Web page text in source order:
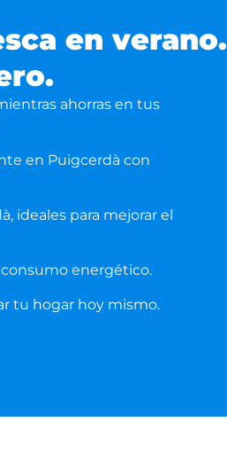
en verano.
ahorras en tus
en Puigcerdà con
, ideales para mejorar el
energético.
tu hogar hoy mismo.